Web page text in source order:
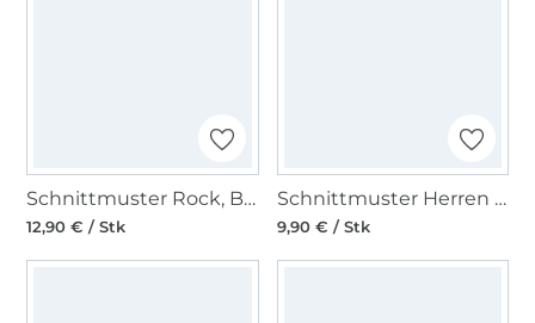
Schnittmuster Rock, Burda 5643
12,90 € / Stk
Schnittmuster Herren Shirt, Burda 5641
9,90 € / Stk